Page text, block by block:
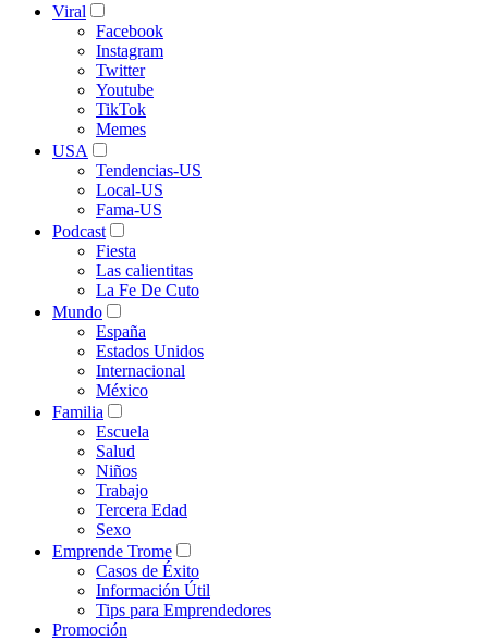
Viral
Facebook
Instagram
Twitter
Youtube
TikTok
Memes
USA
Tendencias-US
Local-US
Fama-US
Podcast
Fiesta
Las calientitas
La Fe De Cuto
Mundo
España
Estados Unidos
Internacional
México
Familia
Escuela
Salud
Niños
Trabajo
Tercera Edad
Sexo
Emprende Trome
Casos de Éxito
Información Útil
Tips para Emprendedores
Promoción